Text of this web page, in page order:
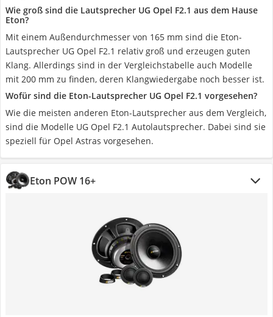
Wie groß sind die Lautsprecher UG Opel F2.1 aus dem Hause
Eton?
Mit einem Außendurchmesser von 165 mm sind die Eton-
Lautsprecher UG Opel F2.1 relativ groß und erzeugen guten
Klang. Allerdings sind in der Vergleichstabelle auch Modelle
mit 200 mm zu finden, deren Klangwiedergabe noch besser ist.
Wofür sind die Eton-Lautsprecher UG Opel F2.1 vorgesehen?
Wie die meisten anderen Eton-Lautsprecher aus dem Vergleich,
sind die Modelle UG Opel F2.1 Autolautsprecher. Dabei sind sie
speziell für Opel Astras vorgesehen.
Eton POW 16+